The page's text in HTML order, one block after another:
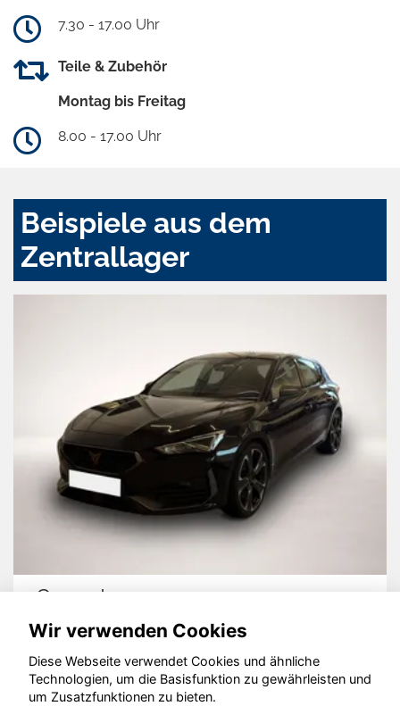
7.30 - 17.00 Uhr
Teile & Zubehör
Montag bis Freitag
8.00 - 17.00 Uhr
Beispiele aus dem
Zentrallager
Cupra Leon
© konjunkturmotor.de GmbH 2020 - 2026
Wir verwenden Cookies
Diese Webseite verwendet Cookies und ähnliche
Technologien, um die Basisfunktion zu gewährleisten und
um Zusatzfunktionen zu bieten.